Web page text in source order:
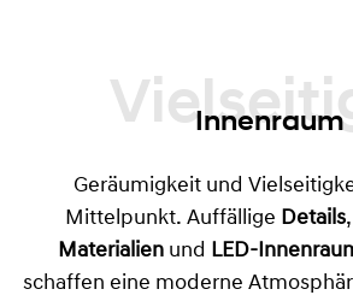
Vielseitiger
Innenraum
Geräumigkeit und
Mittelpunkt. Auffällige Details,
Materialien und LED-
schaffen eine moderne